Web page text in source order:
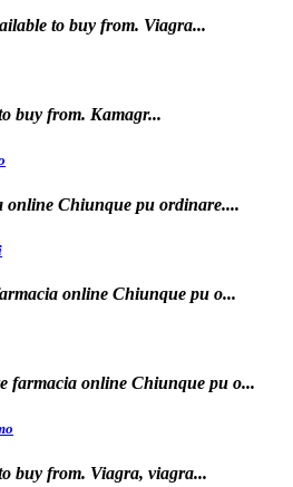
to buy from. Viagra...
buy from. Kamagr...
online Chiunque pu ordinare....
online Chiunque pu o...
farmacia online Chiunque pu o...
buy from. Viagra, viagra...